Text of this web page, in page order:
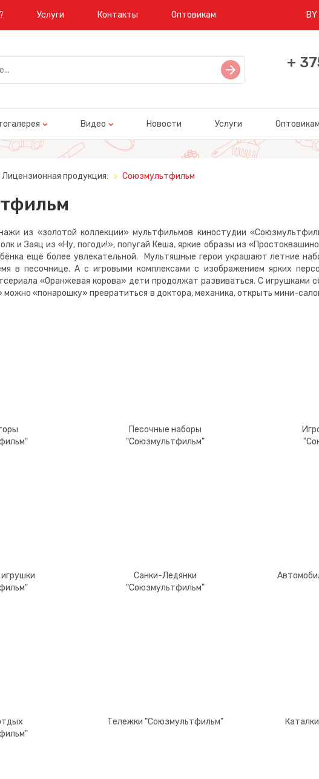
Услуги Контакты Оптовикам BY
+
Видео Новости Услуги Оптовикам
Лицензионная продукция: Союзмультфильм
из «золотой коллекции» мультфильмов киностудии
и Заяц из «Ну, погоди!», попугай Кеша, яркие образы из
ещё более увлекательной. Мультяшные герои украшают летние
в песочнице. А с игровыми комплексами с изображением ярких
«Оранжевая корова» дети продолжат развиваться. С игрушками
можно «понарошку» превратиться в доктора, механика, открыть мини-
Песочные наборы
"Союзмультфильм"
Санки-Ледянки
"Союзмультфильм"
Тележки "Союзмультфильм"